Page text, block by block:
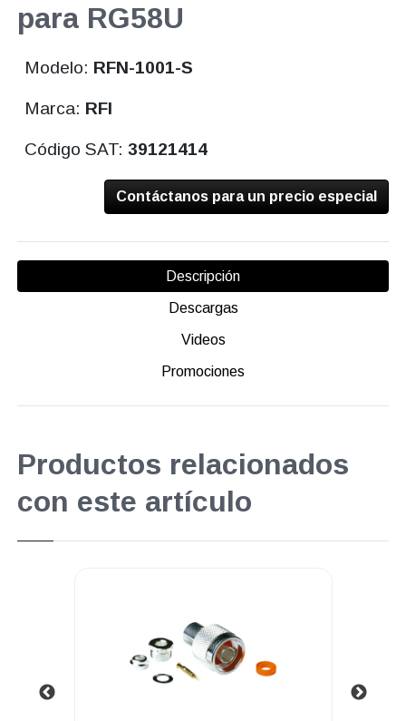
para RG58U
Modelo: RFN-1001-S
Marca: RFI
Código SAT:39121414
Contáctanos para un precio especial
Descripción
Descargas
Videos
Promociones
Productos relacionados
con este artículo